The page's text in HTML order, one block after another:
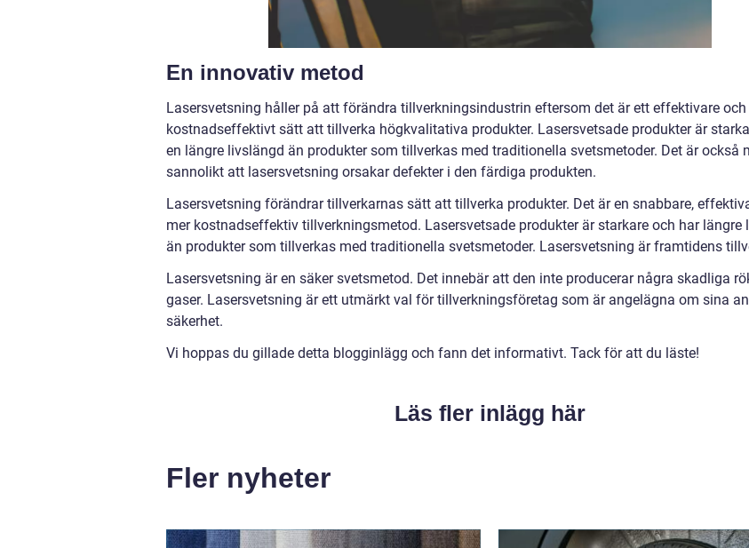
En innovativ metod
Lasersvetsning håller på att förändra tillverkningsindustrin eftersom det är ett effektivare och
kostnadseffektivt sätt att tillverka högkvalitativa produkter. Lasersvetsade produkter är
en längre livslängd än produkter som tillverkas med traditionella svetsmetoder. Det är också
sannolikt att lasersvetsning orsakar defekter i den färdiga produkten.
Lasersvetsning förändrar tillverkarnas sätt att tillverka produkter. Det är en snabbare,
mer kostnadseffektiv tillverkningsmetod. Lasersvetsade produkter är starkare och har längre
än produkter som tillverkas med traditionella svetsmetoder. Lasersvetsning är framtidens
Lasersvetsning är en säker svetsmetod. Det innebär att den inte producerar några skadliga
gaser. Lasersvetsning är ett utmärkt val för tillverkningsföretag som är angelägna om sina
säkerhet.
Vi hoppas du gillade detta blogginlägg och fann det informativt. Tack för att du läste!
Läs fler inlägg här
Fler nyheter